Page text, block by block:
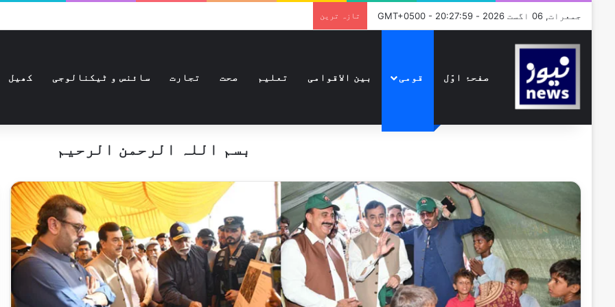
جمعرات, 06 اگست 2026 - GMT+0500 - 20:27:59 تازہ ترین
صفحۂ اوّل قومی بین الاقوامی تعلیم صحت تجارت سائنس و ٹیکنالوجی کھیل
بسم اللہ الرحمن الرحیم